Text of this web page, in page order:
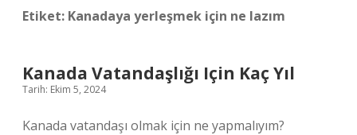
Etiket: Kanadaya yerleşmek için ne lazım
Kanada Vatandaşlığı Için Kaç Yıl
Tarih: Ekim 5, 2024
Kanada vatandaşı olmak için ne yapmalıyım?